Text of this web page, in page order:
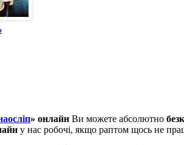
» онлайн Ви можете абсолютно
у нас робочі, якщо раптом щось не